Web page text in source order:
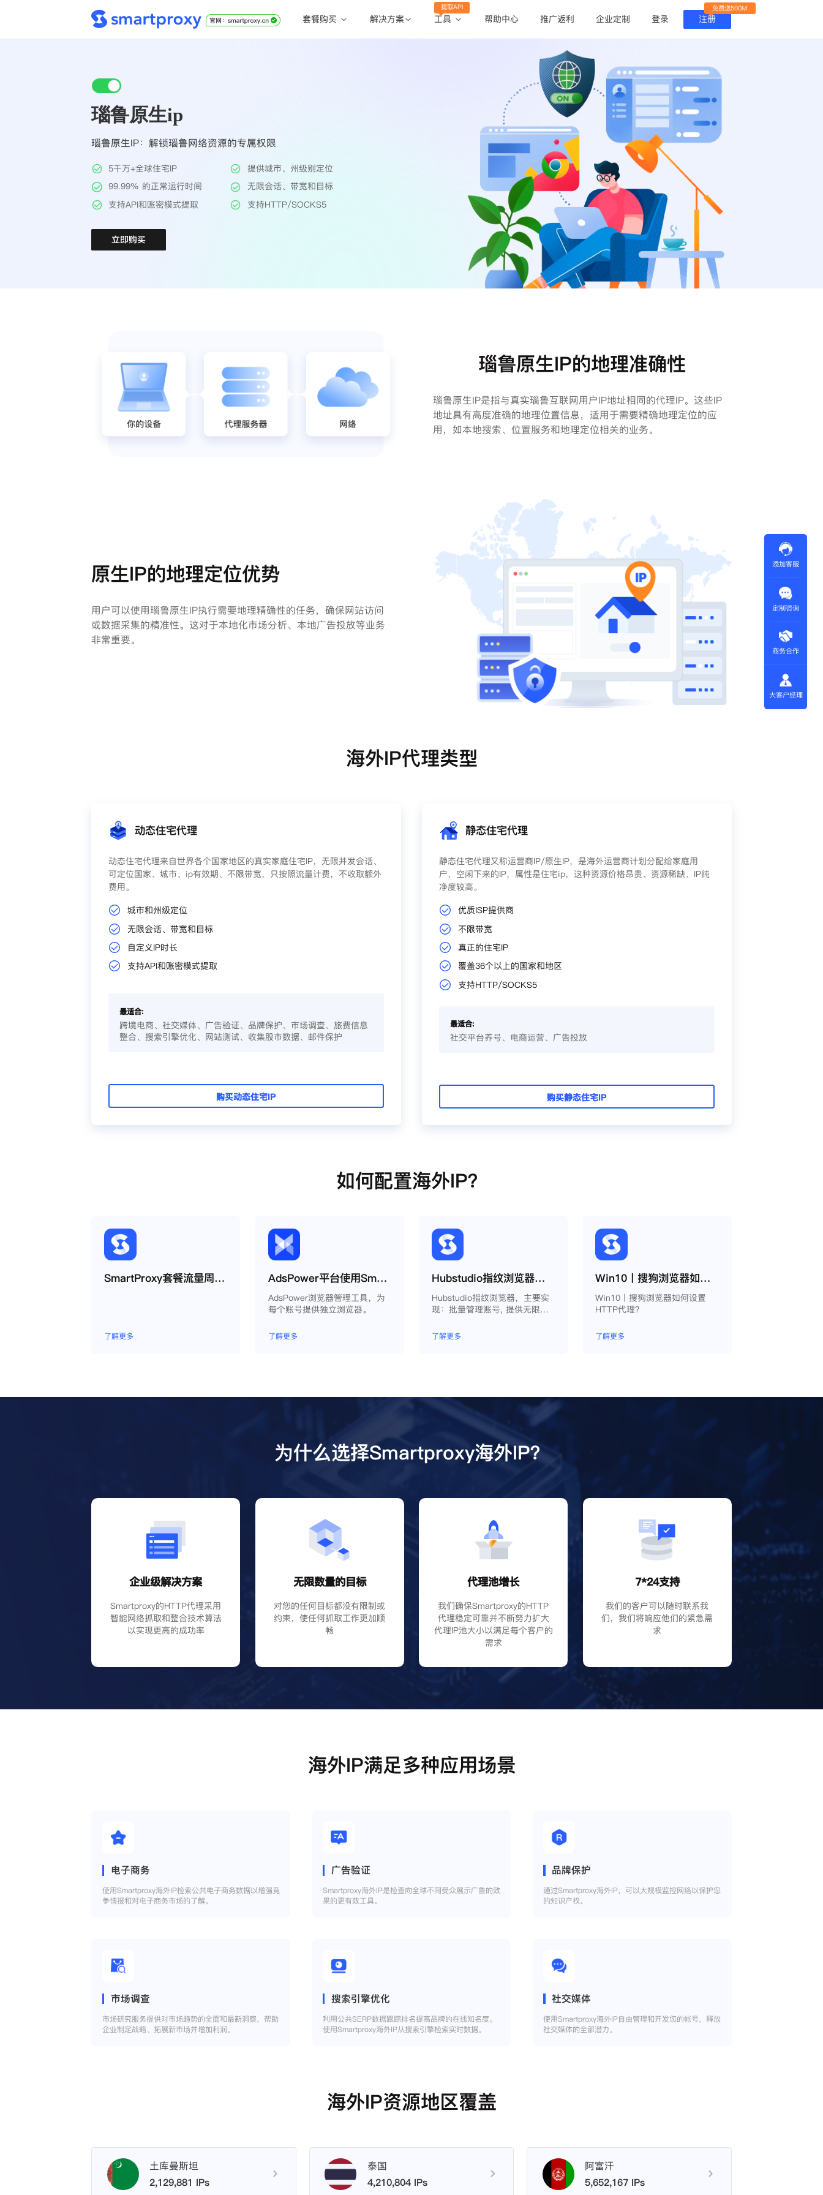
套餐购买 解决方案 工具
提取API
帮助中心 推广返利 企业定制 登录 注册
免费送500M
瑙鲁原生ip
瑙鲁原生IP：解锁瑙鲁网络资源的专属权限
5千万+全球住宅IP
提供城市、州级别定位
99.99% 的正常运行时间
无限会话、带宽和目标
支持API和账密模式提取
支持HTTP/SOCKS5
立即购买
瑙鲁原生IP的地理准确性
瑙鲁原生IP是指与真实瑙鲁互联网用户IP地址相同的代理IP。这些IP
地址具有高度准确的地理位置信息，适用于需要精确地理定位的应
用，如本地搜索、位置服务和地理定位相关的业务。
原生IP的地理定位优势
用户可以使用瑙鲁原生IP执行需要地理精确性的任务，确保网站访问
或数据采集的精准性。这对于本地化市场分析、本地广告投放等业务
非常重要。
海外IP代理类型
动态住宅代理
动态住宅代理来自世界各个国家地区的真实家庭住宅IP，无限并发会话、
可定位国家、城市、ip有效期、不限带宽，只按照流量计费，不收取额外
费用。
城市和州级定位
无限会话、带宽和目标
自定义IP时长
支持API和账密模式提取
最适合:
跨境电商、社交媒体、广告验证、品牌保护、市场调查、旅费信息
整合、搜索引擎优化、网站测试、收集股市数据、邮件保护
购买动态住宅IP
静态住宅代理
静态住宅代理又称运营商IP/原生IP，是海外运营商计划分配给家庭用
户，空闲下来的IP，属性是住宅ip，这种资源价格昂贵、资源稀缺、IP纯
净度较高。
优质ISP提供商
不限带宽
真正的住宅IP
覆盖36个以上的国家和地区
支持HTTP/SOCKS5
最适合:
社交平台养号、电商运营、广告投放
购买静态住宅IP
如何配置海外IP？
SmartProxy套餐流量周期如何运作？
了解更多
AdsPower平台使用Smartproxy教程
AdsPower浏览器管理工具，为
每个账号提供独立浏览器。
了解更多
Hubstudio指纹浏览器使用Smartproxy教程
Hubstudio指纹浏览器，主要实
现：批量管理账号, 提供无限量
且提供自动化操作和团队协作功
能，能大力提高工作效率 。
了解更多
Win10丨搜狗浏览器如何设置HTTP代理？
Win10丨搜狗浏览器如何设置
HTTP代理？
了解更多
为什么选择Smartproxy海外IP？
企业级解决方案
Smartproxy的HTTP代理采用
智能网络抓取和整合技术算法
以实现更高的成功率
无限数量的目标
对您的任何目标都没有限制或
约束，使任何抓取工作更加顺
畅
代理池增长
我们确保Smartproxy的HTTP
代理稳定可靠并不断努力扩大
代理IP池大小以满足每个客户的
需求
7*24支持
我们的客户可以随时联系我
们，我们将响应他们的紧急需
求
海外IP满足多种应用场景
电子商务
使用Smartproxy海外IP检索公共电子商务数据以增强竞
争情报和对电子商务市场的了解。
广告验证
Smartproxy海外IP是检查向全球不同受众展示广告的效
果的更有效工具。
品牌保护
通过Smartproxy海外IP，可以大规模监控网络以保护您
的知识产权。
市场调查
市场研究服务提供对市场趋势的全面和最新洞察，帮助
企业制定战略、拓展新市场并增加利润。
搜索引擎优化
利用公共SERP数据跟踪排名提高品牌的在线知名度。
使用Smartproxy海外IP从搜索引擎检索实时数据。
社交媒体
使用Smartproxy海外IP自由管理和开发您的帐号，释放
社交媒体的全部潜力。
海外IP资源地区覆盖
土库曼斯坦
2,129,881 IPs
泰国
4,210,804 IPs
阿富汗
5,652,167 IPs
添加客服
定制咨询
商务合作
大客户经理